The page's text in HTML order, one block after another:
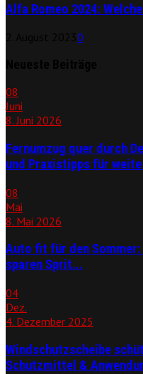
Alfa Romeo 2024:
0
08
Juni
8. Juni 2026
Fernumzug quer durch
und Praxistipps für
08
Mai
8. Mai 2026
Auto fit für den Sommer:
sparen Sprit...
04
Dez.
4. Dezember 2025
Windschutzscheibe
Schutzmittel &